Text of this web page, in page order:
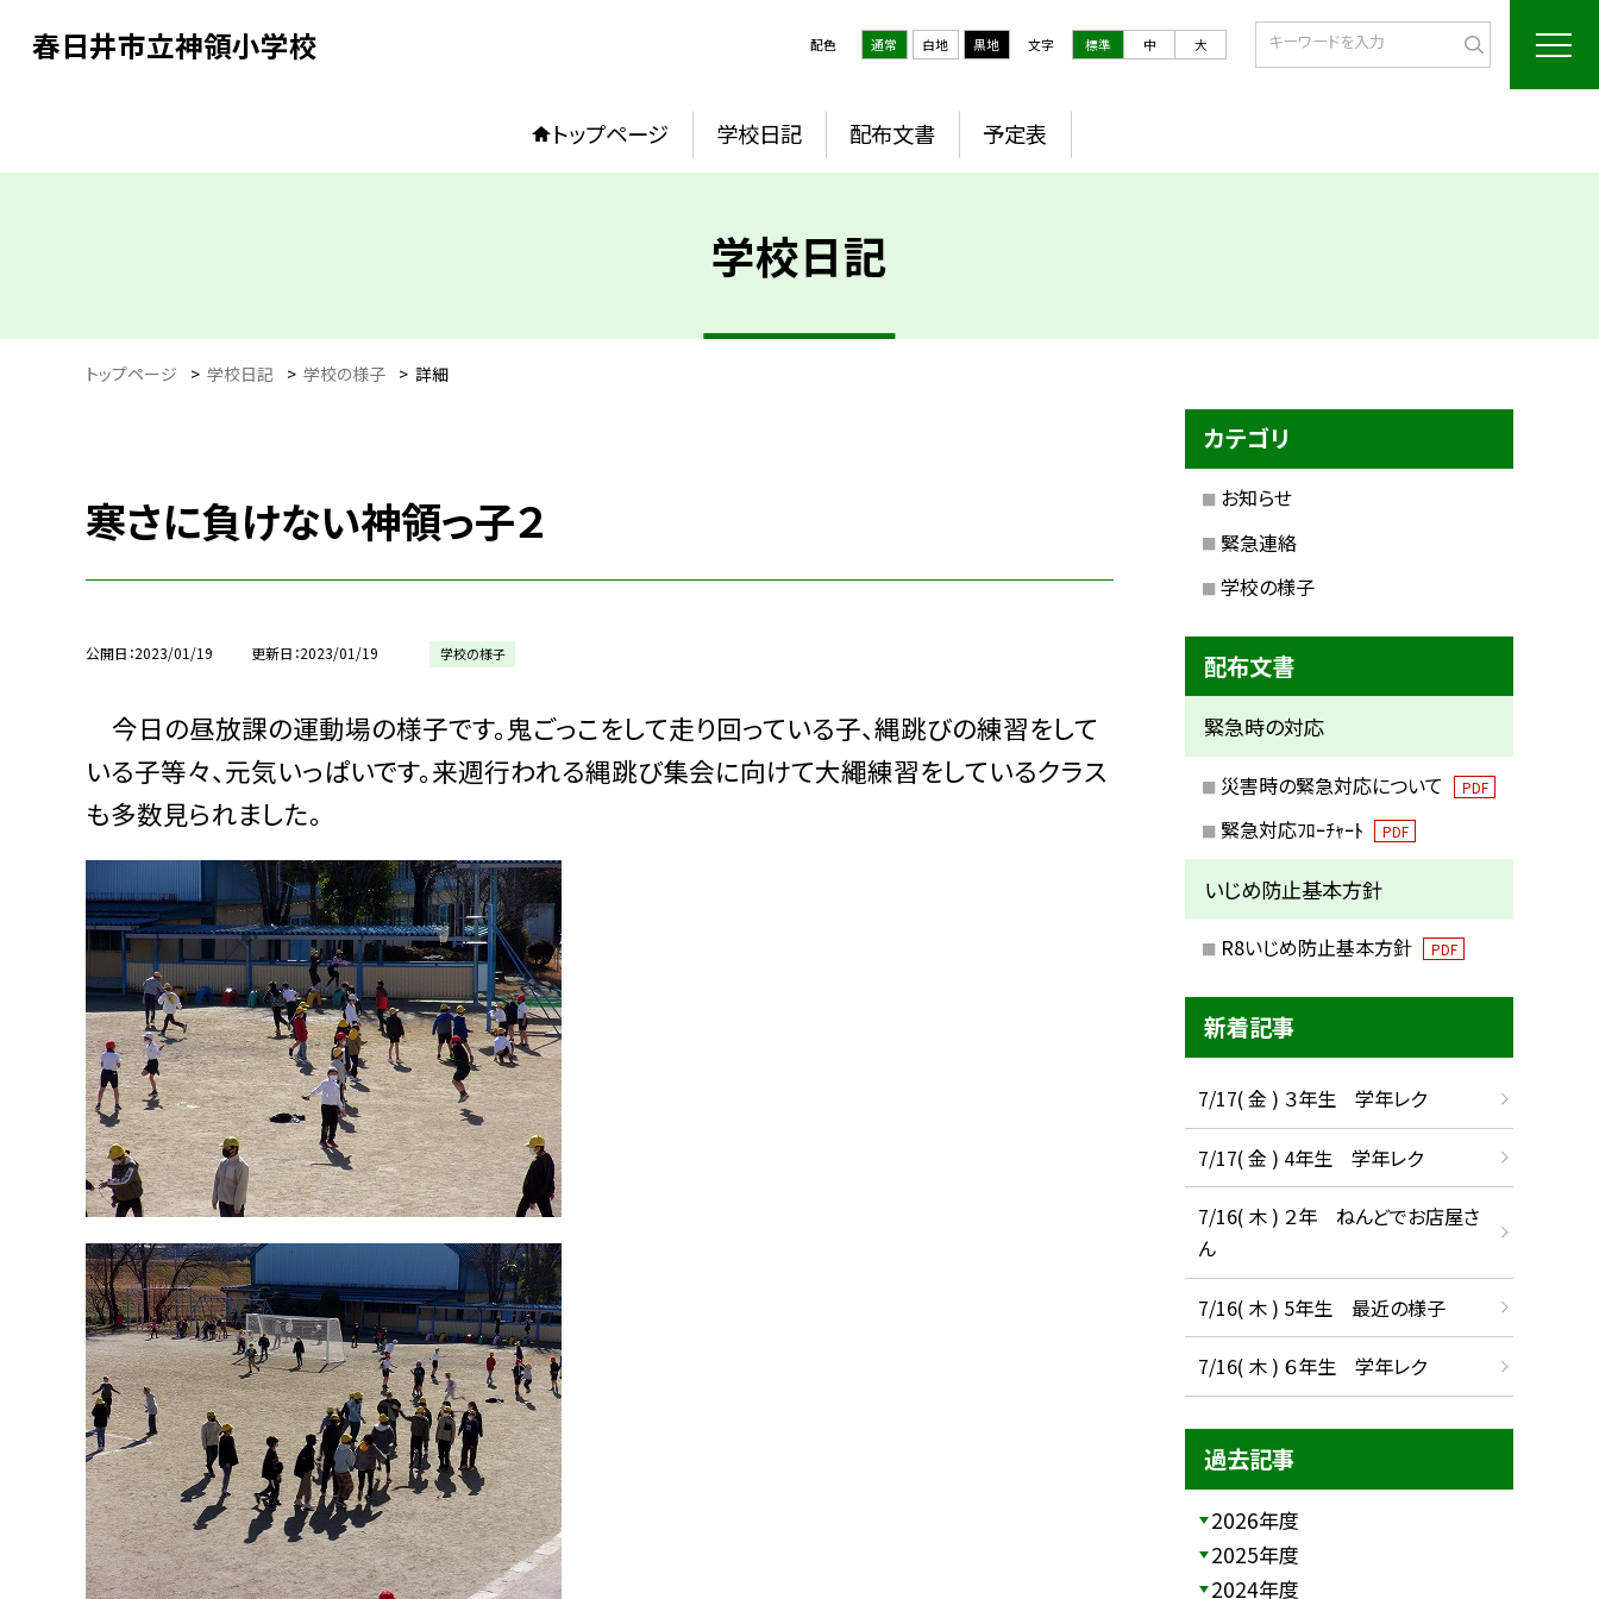
春日井市立神領小学校 配色 通常 白地 黒地 文字 標準 中 大
トップページ 学校日記 配布文書 予定表
学校日記
トップページ > 学校日記 > 学校の様子 > 詳細
寒さに負けない神領っ子２
公開日 2023/01/19 更新日 2023/01/19 学校の様子
今日の昼放課の運動場の様子です。鬼ごっこをして走り回っている子、縄跳びの練習をして
いる子等々、元気いっぱいです。来週行われる縄跳び集会に向けて大繩練習をしているクラス
も多数見られました。
カテゴリ
お知らせ
緊急連絡
学校の様子
配布文書
緊急時の対応
災害時の緊急対応について PDF
緊急対応ﾌﾛｰﾁｬｰﾄ PDF
いじめ防止基本方針
R8いじめ防止基本方針 PDF
新着記事
7/17( 金 ) ３年生 学年レク
7/17( 金 ) 4年生 学年レク
7/16( 木 ) ２年 ねんどでお店屋さ
ん
7/16( 木 ) 5年生 最近の様子
7/16( 木 ) ６年生 学年レク
過去記事
2026年度
2025年度
2024年度